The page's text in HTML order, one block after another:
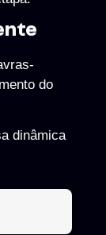
do
dinâmica